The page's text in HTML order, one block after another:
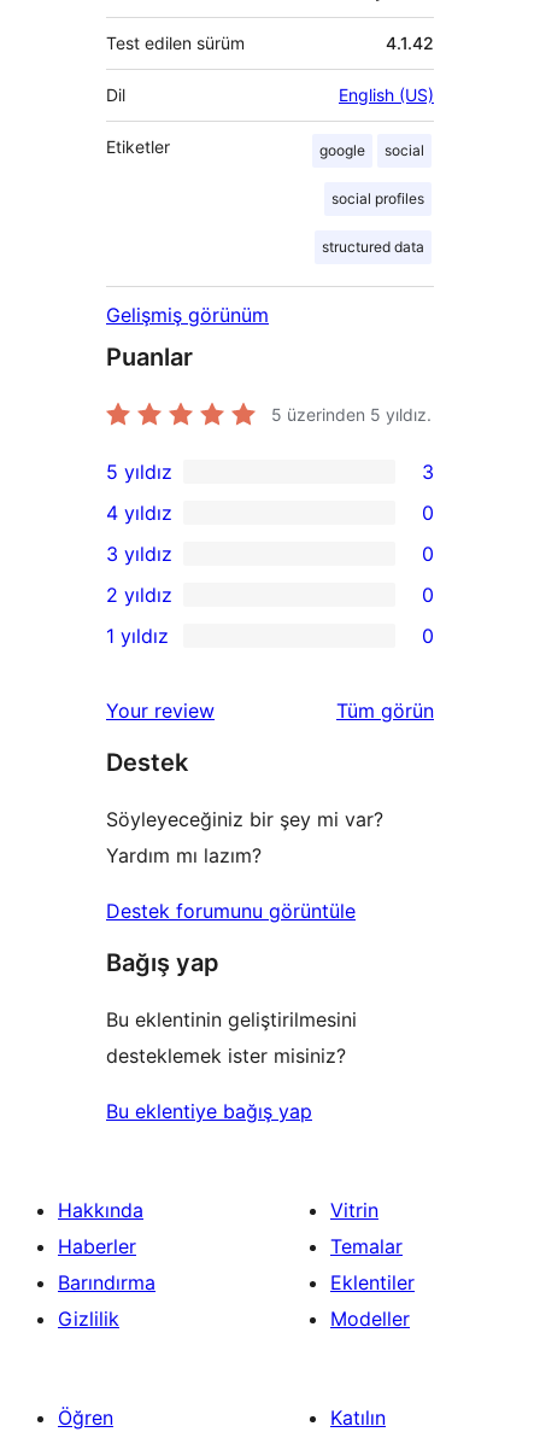
Test edilen sürüm 4.1.42
Dil English (US)
Etiketler google social
social profiles
structured data
Gelişmiş görünüm
Puanlar
5 üzerinden 5 yıldız.
3
5
yıldızlı
inceleme
5 yıldız 3
4
yıldızlı
inceleme
4 yıldız 0
0
3
yıldızlı
3 yıldız 0
2
inceleme
2 yıldız 0
yıldızlı
inceleme
1 yıldız 0
Your review Tüm değerlendirmeleri
görün
Destek
Söyleyeceğiniz bir şey mi var?
Yardım mı lazım?
Destek forumunu görüntüle
Bağış yap
Bu eklentinin geliştirilmesini
desteklemek ister misiniz?
Bu eklentiye bağış yap
Hakkında
Haberler
Barındırma
Gizlilik
Vitrin
Temalar
Eklentiler
Modeller
Öğren
Katılın